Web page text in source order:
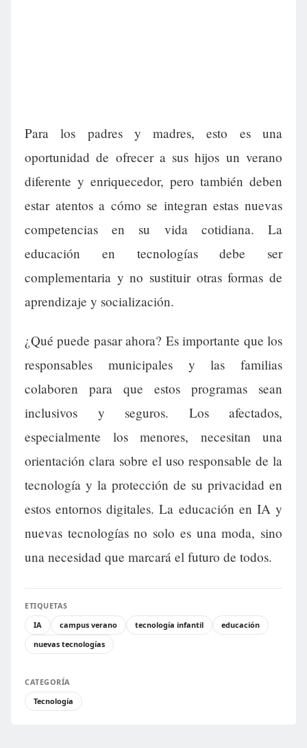
Para los padres y madres, esto es una
oportunidad de ofrecer a sus hijos un verano
diferente y enriquecedor, pero también deben
estar atentos a cómo se integran estas nuevas
competencias en su vida cotidiana. La
educación en tecnologías debe ser
complementaria y no sustituir otras formas de
aprendizaje y socialización.
¿Qué puede pasar ahora? Es importante que los
responsables municipales y las familias
colaboren para que estos programas sean
inclusivos y seguros. Los afectados,
especialmente los menores, necesitan una
orientación clara sobre el uso responsable de la
tecnología y la protección de su privacidad en
estos entornos digitales. La educación en IA y
nuevas tecnologías no solo es una moda, sino
una necesidad que marcará el futuro de todos.
ETIQUETAS
IA
campus verano tecnología infantil
educación
nuevas tecnologías
CATEGORÍA
Tecnología